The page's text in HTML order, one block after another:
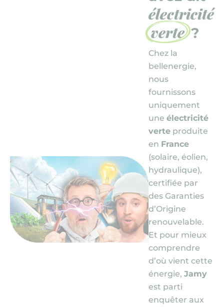
électricité
verte?
Chez la
bellenergie,
nous
fournissons
uniquement
une électricité
verte produite
en France
(solaire, éolien,
hydraulique),
certifiée par
des Garanties
d’Origine
renouvelable.
Et pour mieux
comprendre
d’où vient cette
énergie, Jamy
est parti
enquêter aux